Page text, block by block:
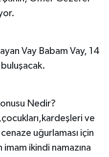
Vay Babam Vay, 14
Nedir?
ve
uğurlaması için
ikindi namazına